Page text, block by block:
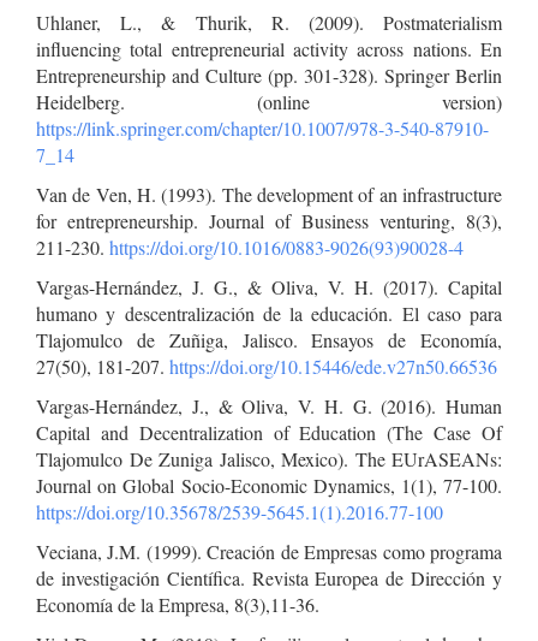
Uhlaner, L., & Thurik, R. (2009). Postmaterialism
influencing total entrepreneurial activity across nations. En
Entrepreneurship and Culture (pp. 301-328). Springer Berlin
Heidelberg. (online version)
https://link.springer.com/chapter/10.1007/978-3-540-87910-
7_14
Van de Ven, H. (1993). The development of an infrastructure
for entrepreneurship. Journal of Business venturing, 8(3),
211-230. https://doi.org/10.1016/0883-9026(93)90028-4
Vargas-Hernández, J. G., & Oliva, V. H. (2017). Capital
humano y descentralización de la educación. El caso para
Tlajomulco de Zuñiga, Jalisco. Ensayos de Economía,
27(50), 181-207. https://doi.org/10.15446/ede.v27n50.66536
Vargas-Hernández, J., & Oliva, V. H. G. (2016). Human
Capital and Decentralization of Education (The Case Of
Tlajomulco De Zuniga Jalisco, Mexico). The EUrASEANs:
Journal on Global Socio-Economic Dynamics, 1(1), 77-100.
https://doi.org/10.35678/2539-5645.1(1).2016.77-100
Veciana, J.M. (1999). Creación de Empresas como programa
de investigación Científica. Revista Europea de Dirección y
Economía de la Empresa, 8(3),11-36.